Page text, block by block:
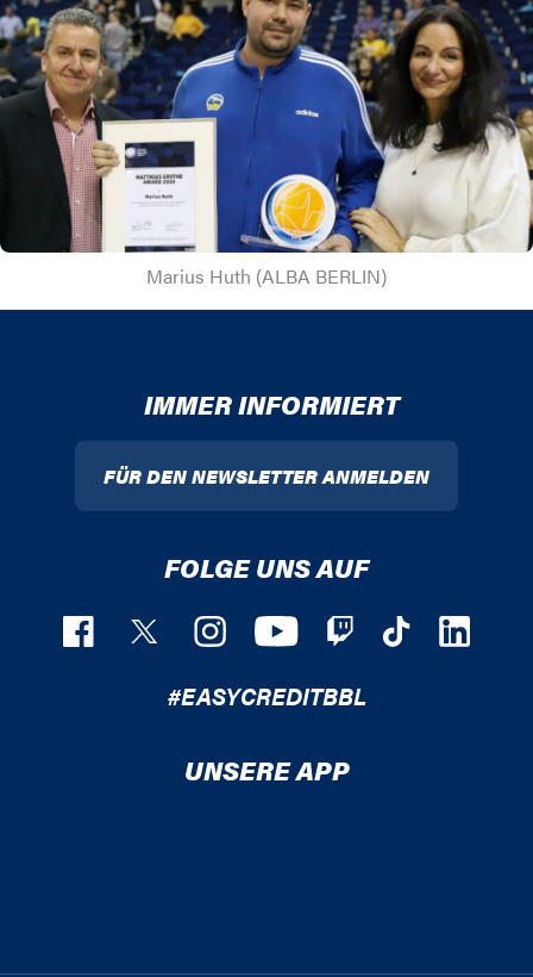
Marius Huth (ALBA BERLIN)
IMMER INFORMIERT
FÜR DEN NEWSLETTER ANMELDEN
FOLGE UNS AUF
#EASYCREDITBBL
UNSERE APP